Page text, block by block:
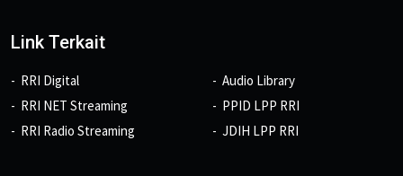
Link Terkait
RRI Digital
RRI NET Streaming
RRI Radio Streaming
Audio Library
PPID LPP RRI
JDIH LPP RRI